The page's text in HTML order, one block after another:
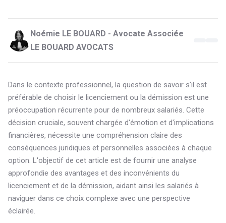
Noémie LE BOUARD - Avocate Associée
LE BOUARD AVOCATS
Dans le contexte professionnel, la question de savoir s'il est
préférable de choisir le licenciement ou la démission est une
préoccupation récurrente pour de nombreux salariés. Cette
décision cruciale, souvent chargée d'émotion et d'implications
financières, nécessite une compréhension claire des
conséquences juridiques et personnelles associées à chaque
option. L'objectif de cet article est de fournir une analyse
approfondie des avantages et des inconvénients du
licenciement et de la démission, aidant ainsi les salariés à
naviguer dans ce choix complexe avec une perspective
éclairée.